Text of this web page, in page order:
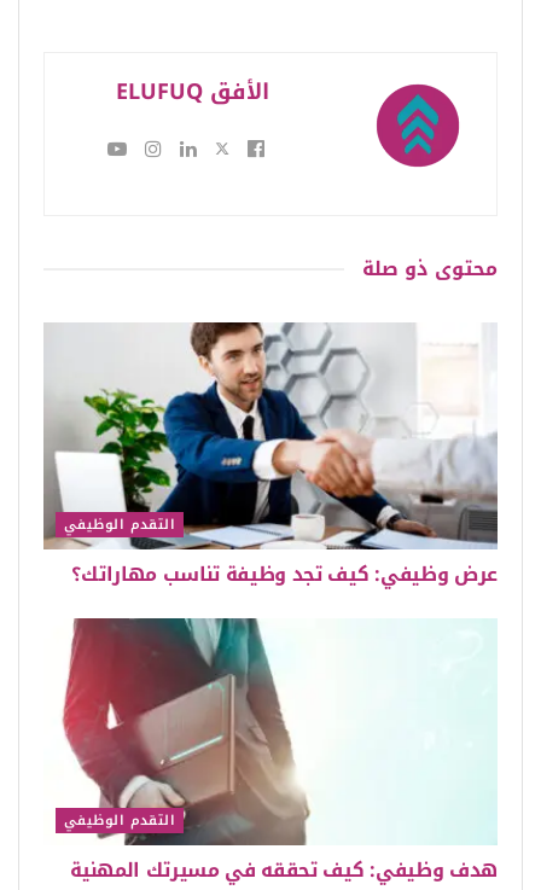
الأفق ELUFUQ
محتوى ذو صلة
التقدم الوظيفي
عرض وظيفي: كيف تجد وظيفة تناسب مهاراتك؟
التقدم الوظيفي
هدف وظيفي: كيف تحققه في مسيرتك المهنية